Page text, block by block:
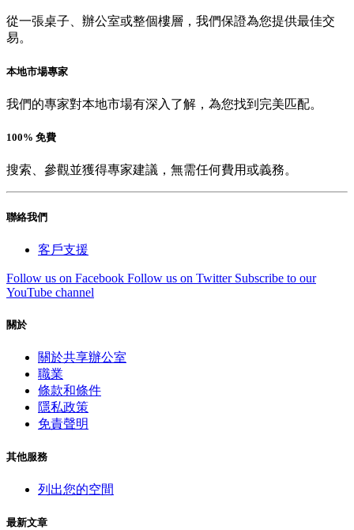
從一張桌子、辦公室或整個樓層，我們保證為您提供最佳交
易。
本地市場專家
我們的專家對本地市場有深入了解，為您找到完美匹配。
100% 免費
搜索、參觀並獲得專家建議，無需任何費用或義務。
聯絡我們
客戶支援
Follow us on Facebook Follow us on Twitter Subscribe to our
YouTube channel
關於
關於共享辦公室
職業
條款和條件
隱私政策
免責聲明
其他服務
列出您的空間
最新文章